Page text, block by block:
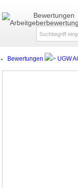
Bewertungen
Bewertungen UGW